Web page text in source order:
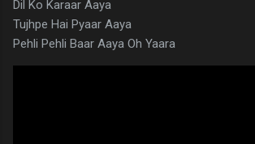
Dil Ko Karaar Aaya
Tujhpe Hai Pyaar Aaya
Pehli Pehli Baar Aaya Oh Yaara